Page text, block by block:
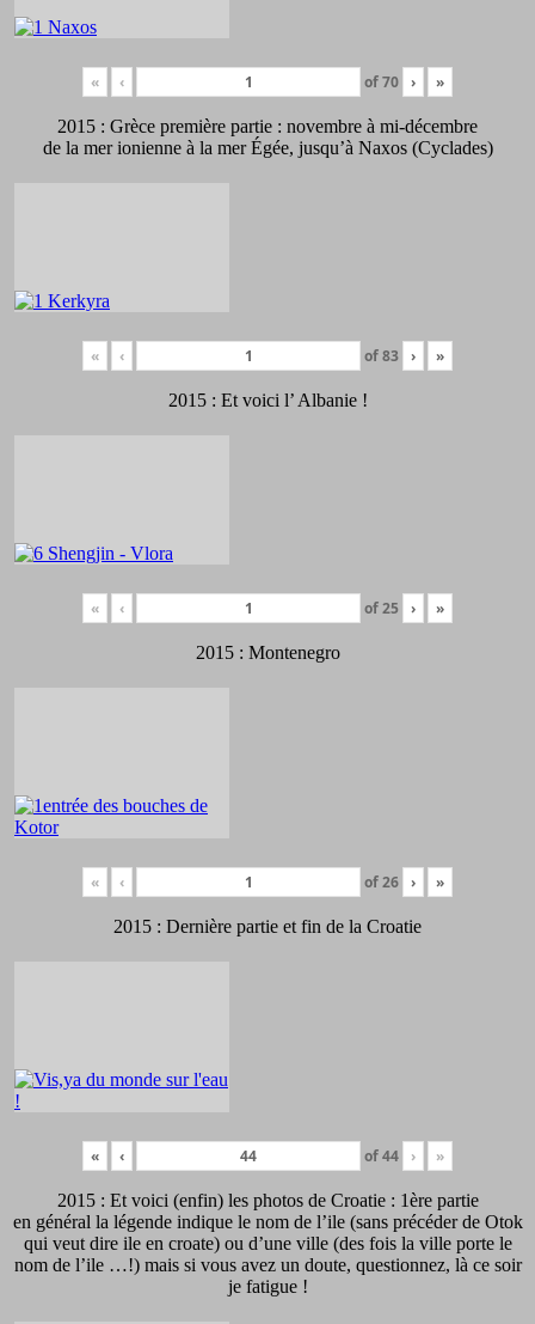
« ‹ of70 › »
2015 : Grèce première partie : novembre à mi-décembre
de la mer ionienne à la mer Égée, jusqu’à Naxos (Cyclades)
« ‹ of83 › »
2015 : Et voici l’ Albanie !
« ‹ of25 › »
2015 : Montenegro
« ‹ of26 › »
2015 : Dernière partie et fin de la Croatie
« ‹ of44 › »
2015 : Et voici (enfin) les photos de Croatie : 1ère partie
en général la légende indique le nom de l’ile (sans précéder de Otok
qui veut dire ile en croate) ou d’une ville (des fois la ville porte le
nom de l’ile …!) mais si vous avez un doute, questionnez, là ce soir
je fatigue !